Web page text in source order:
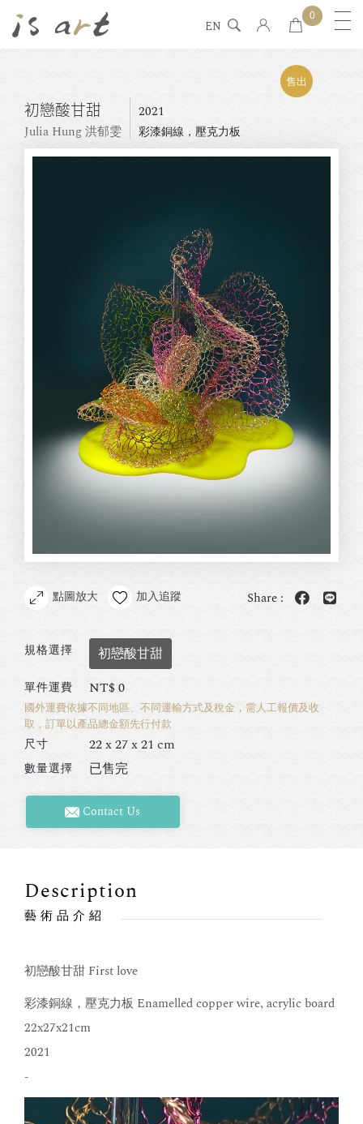
EN
0
初戀酸甘甜
Julia Hung 洪郁雯
2021
彩漆銅線，壓克力板
售出
點圖放大 加入追蹤 Share :
規格選擇 初戀酸甘甜
單件運費 NT$0
國外運費依據不同地區、不同運輸方式及稅金，需人工報價及收
取，訂單以產品總金額先行付款
尺寸 22 x 27 x 21 cm
數量選擇 已售完
Contact Us
Description
藝術品介紹
初戀酸甘甜 First love
彩漆銅線，壓克力板 Enamelled copper wire, acrylic board
22x27x21cm
2021
-